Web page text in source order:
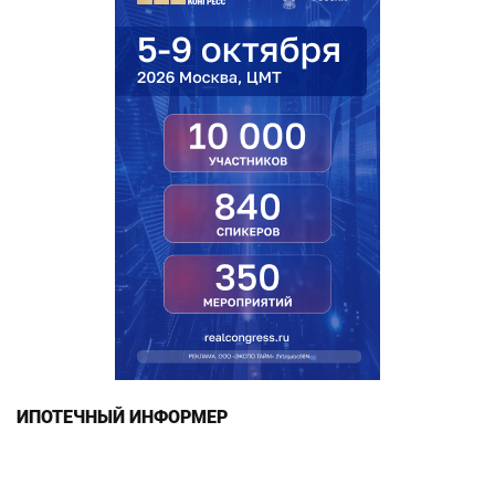
ИПОТЕЧНЫЙ ИНФОРМЕР